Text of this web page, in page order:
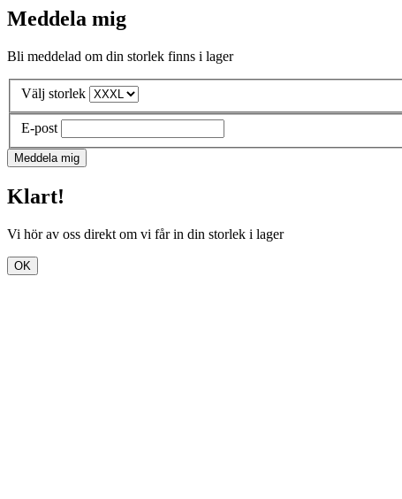
Meddela mig
Bli meddelad om din storlek finns i lager
Välj storlek
E-post
Meddela mig
Klart!
Vi hör av oss direkt om vi får in din storlek i lager
OK